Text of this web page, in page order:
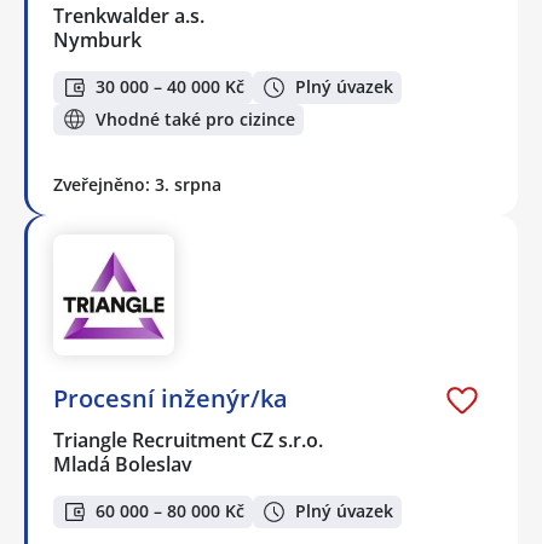
Trenkwalder a.s.
Nymburk
30 000 – 40 000 Kč
Plný úvazek
Vhodné také pro cizince
Zveřejněno: 3. srpna
Procesní inženýr/ka
Triangle Recruitment CZ s.r.o.
Mladá Boleslav
60 000 – 80 000 Kč Plný úvazek